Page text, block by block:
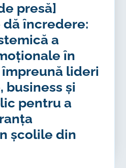
presă]
dă încredere:
a
în
lideri
business și
pentru a
școlile din